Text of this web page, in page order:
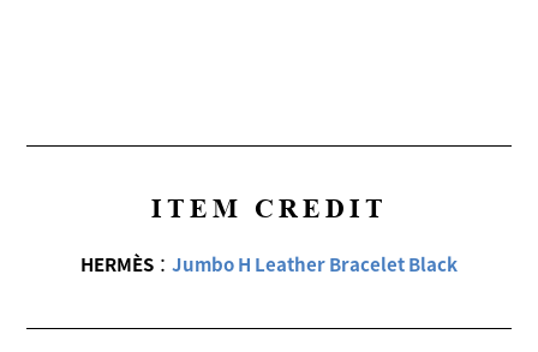
ITEM CREDIT
HERMÈS： Jumbo H Leather Bracelet Black